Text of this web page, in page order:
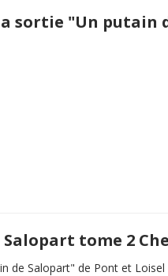
sortie "Un putain
tome 2
de Salopart" de Pont et Loisel